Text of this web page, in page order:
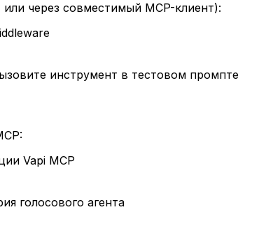
через совместимый MCP-клиент):
инструмент в тестовом промпте
Vapi MCP
голосового агента